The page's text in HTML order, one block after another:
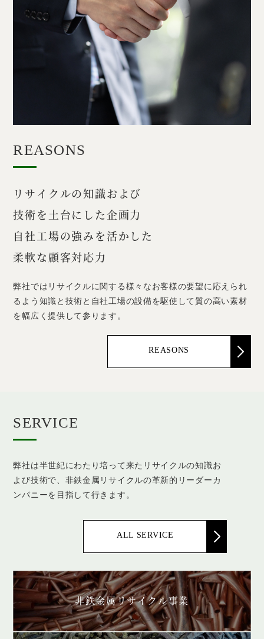
REASONS
リサイクルの知識および
技術を土台にした企画力
自社工場の強みを活かした
柔軟な顧客対応力
弊社ではリサイクルに関する様々なお客様の要望に応えられ
るよう知識と技術と自社工場の設備を駆使して質の高い素材
を幅広く提供して参ります。
REASONS
SERVICE
弊社は半世紀にわたり培って来たリサイクルの知識お
よび技術で、非鉄金属リサイクルの革新的リーダーカ
ンパニーを目指して行きます。
ALL SERVICE
非鉄金属リサイクル事業